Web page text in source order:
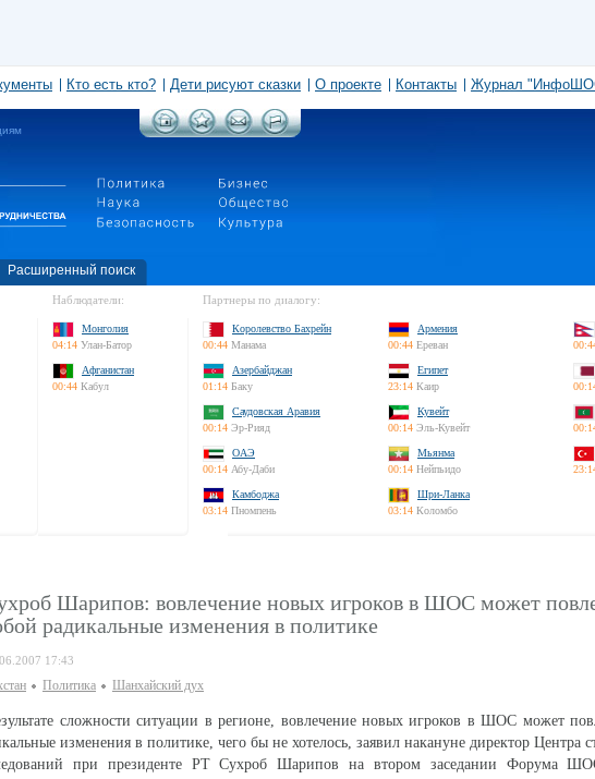
Кто есть кто? Дети рисуют сказки О проекте Контакты Журнал
Расширенный поиск
Наблюдатели:
Монголия
04:14 Улан-Батор
Афганистан
00:44 Кабул
Партнеры по диалогу:
Королевство Бахрейн
00:44 Манама
Армения
00:44 Ереван
Азербайджан
01:14 Баку
Египет
23:14 Каир
Саудовская Аравия
00:14 Эр-Рияд
Кувейт
00:14 Эль-Кувейт
ОАЭ
00:14 Абу-Даби
Мьянма
00:14 Нейпьидо
Камбоджа
03:14 Пномпень
Шри-Ланка
03:14 Коломбо
Шарипов: вовлечение новых игроков в ШОС может
радикальные изменения в политике
17:43
Политика Шанхайский дух
сложности ситуации в регионе, вовлечение новых игроков в ШОС может
изменения в политике, чего бы не хотелось, заявил накануне директор Центра
при президенте РТ Сухроб Шарипов на втором заседании Форума